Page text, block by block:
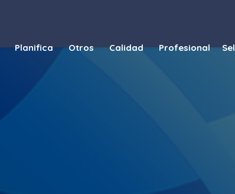
Planifica Otros Calidad Profesional